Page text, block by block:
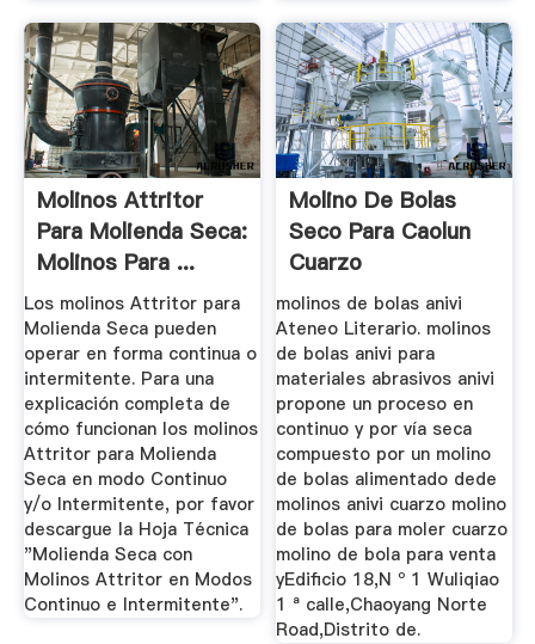
Molinos Attritor
Para Molienda Seca:
Molinos Para ...
Los molinos Attritor para
Molienda Seca pueden
operar en forma continua o
intermitente. Para una
explicación completa de
cómo funcionan los molinos
Attritor para Molienda
Seca en modo Continuo
y/o Intermitente, por favor
descargue la Hoja Técnica
"Molienda Seca con
Molinos Attritor en Modos
Continuo e Intermitente".
Molino De Bolas
Seco Para Caolun
Cuarzo
molinos de bolas anivi
Ateneo Literario. molinos
de bolas anivi para
materiales abrasivos anivi
propone un proceso en
continuo y por vía seca
compuesto por un molino
de bolas alimentado dede
molinos anivi cuarzo molino
de bolas para moler cuarzo
molino de bola para venta
yEdificio 18,N º 1 Wuliqiao
1 ª calle,Chaoyang Norte
Road,Distrito de.